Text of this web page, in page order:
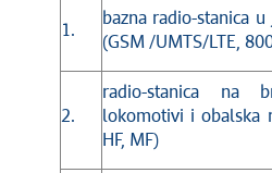
1.
bazna radio-stanica
(GSM /UMTS/LTE,
2.
radio-stanica na
lokomotivi i obalska
HF, MF)